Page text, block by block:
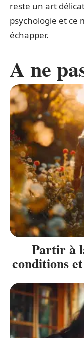
reste un art
psychologie et ce
échapper.
A ne
Partir à
conditions